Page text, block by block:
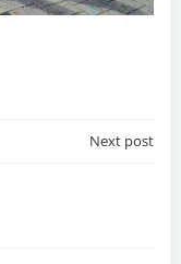
Next post